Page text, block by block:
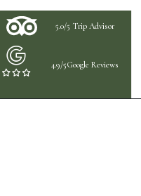
5.0/5 Trip Advisor
4.9/5Google Reviews